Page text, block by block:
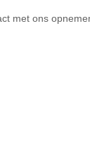
met ons